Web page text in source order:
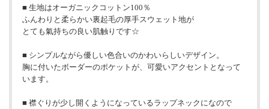
■ 生地はオーガニックコットン100％
ふんわりと柔らかい裏起毛の厚手スウェット地が
とても氣持ちの良い肌触りです☆
■ シンプルながら優しい色合いのかわいらしいデザイン。
胸に付いたボーダーのポケットが、可愛いアクセントとなって
います。
■ 襟ぐりが少し開くようになっているラップネックになので